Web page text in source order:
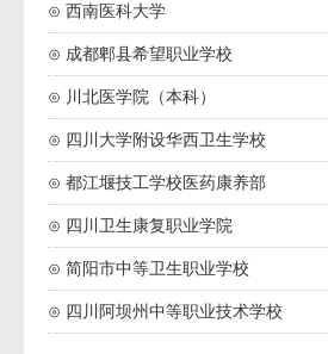
⊙ 西南医科大学
⊙ 成都郫县希望职业学校
⊙ 川北医学院（本科）
⊙ 四川大学附设华西卫生学校
⊙ 都江堰技工学校医药康养部
⊙ 四川卫生康复职业学院
⊙ 简阳市中等卫生职业学校
⊙ 四川阿坝州中等职业技术学校